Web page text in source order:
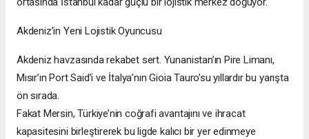
Akdeniz’in Yeni Lojistik Oyuncusu
Akdeniz havzasında rekabet sert. Yunanistan’ın Pire Limanı,
Mısır’ın Port Said’i ve İtalya’nın Gioia Tauro’su yıllardır bu yarışta
ön sırada.
Fakat Mersin, Türkiye’nin coğrafi avantajını ve ihracat
kapasitesini birleştirerek bu ligde kalıcı bir yer edinmeye